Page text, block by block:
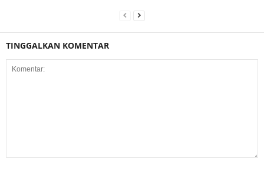
TINGGALKAN KOMENTAR